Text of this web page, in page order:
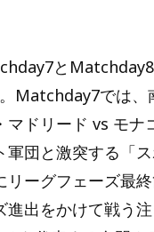
とMatchday8
Matchday7では
マドリード vs モ
団と激突する「
リーグフェーズ最
進出をかけて戦う